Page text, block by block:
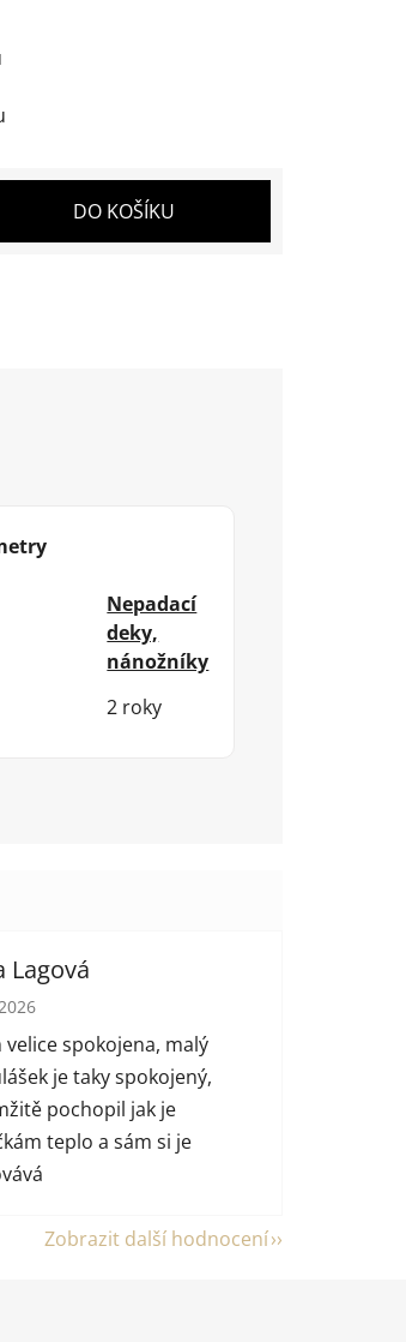
DO KOŠÍKU
Nepadací
deky,
nánožníky
2 roky
Lagová
obchodu je 5 z 5 hvězdiček.
velice spokojena, malý
je taky spokojený,
pochopil jak je
teplo a sám si je
Zobrazit další hodnocení